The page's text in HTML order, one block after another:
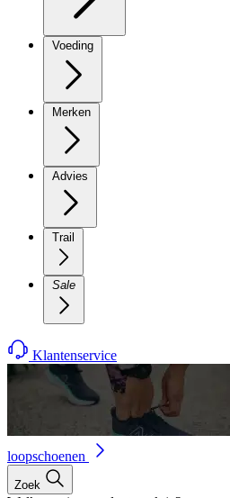
Voeding
Merken
Advies
Trail
Sale
Klantenservice
loopschoenen
Zoek